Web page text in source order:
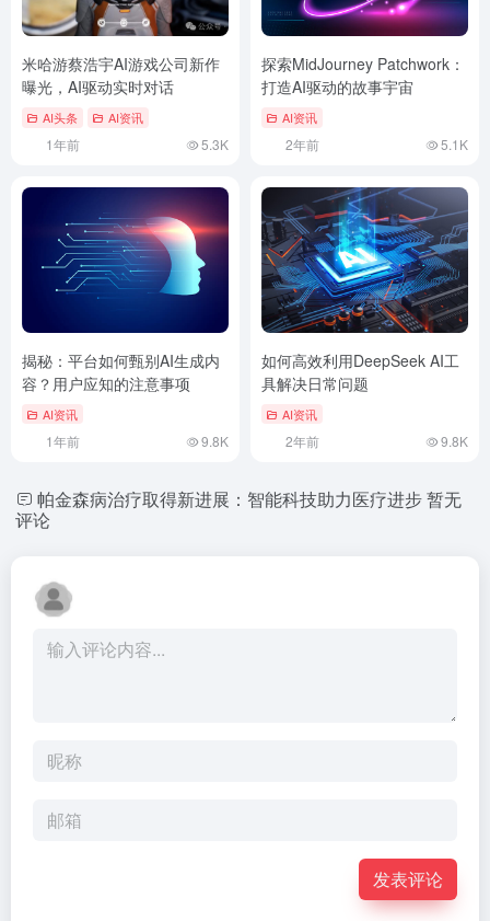
米哈游蔡浩宇AI游戏公司新作
曝光，AI驱动实时对话
AI头条 AI资讯
1年前 5.3K
探索MidJourney Patchwork：
打造AI驱动的故事宇宙
AI资讯
2年前 5.1K
揭秘：平台如何甄别AI生成内
容？用户应知的注意事项
AI资讯
1年前 9.8K
如何高效利用DeepSeek AI工
具解决日常问题
AI资讯
2年前 9.8K
帕金森病治疗取得新进展：智能科技助力医疗进步暂无
评论
发表评论